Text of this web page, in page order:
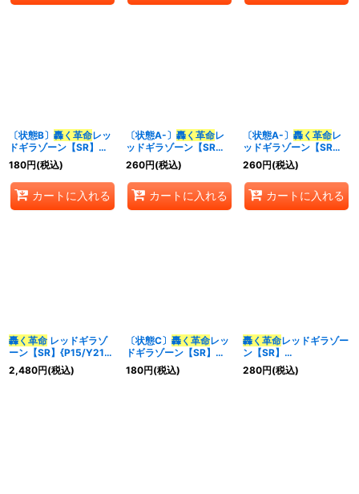
〔状態B〕 轟く革命レッ
ドギラゾーン【SR】
{RP21TR6/TR10}
《多》
180円(税込)
カートに入れる
〔状態A-〕 轟く革命レ
ッドギラゾーン【SR】
{26SD1K2F/10}《多》
260円(税込)
カートに入れる
〔状態A-〕 轟く革命レ
ッドギラゾーン【SR】
{25RP3TR5/TR9}
《多》
260円(税込)
カートに入れる
轟く革命 レッドギラゾ
ーン【SR】{P15/Y21}
《多》
2,480円(税込)
〔状態C〕 轟く革命レッ
ドギラゾーン【SR】
{EX1536/50}《多》
180円(税込)
轟く革命レッドギラゾー
ン【SR】
{RP21TR6/TR10}
《多》
280円(税込)